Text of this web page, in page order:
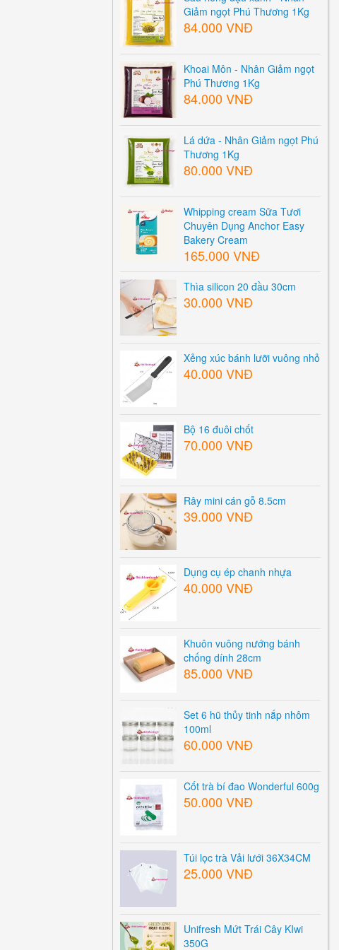
Giảm ngọt Phú Thương 1Kg
84.000 VNĐ
Khoai Môn - Nhân Giảm ngọt
Phú Thương 1Kg
84.000 VNĐ
Lá dứa - Nhân Giảm ngọt Phú
Thương 1Kg
80.000 VNĐ
Whipping cream Sữa Tươi
Chuyên Dụng Anchor Easy
Bakery Cream
165.000 VNĐ
Thìa silicon 20 đầu 30cm
30.000 VNĐ
Xẻng xúc bánh lưỡi vuông nhỏ
40.000 VNĐ
Bộ 16 đuôi chốt
70.000 VNĐ
Rây mini cán gỗ 8.5cm
39.000 VNĐ
Dụng cụ ép chanh nhựa
40.000 VNĐ
Khuôn vuông nướng bánh
chống dính 28cm
85.000 VNĐ
Set 6 hũ thủy tinh nắp nhôm
100ml
60.000 VNĐ
Cốt trà bí đao Wonderful 600g
50.000 VNĐ
Túi lọc trà Vải lưới 36X34CM
25.000 VNĐ
Unifresh Mứt Trái Cây KIwi
350G